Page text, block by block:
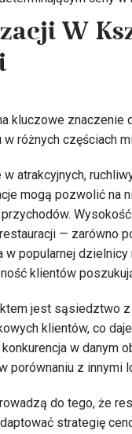
W
kluczowe
różnych częściach
w atrakcyjnych,
mogą pozwolić na
— zarówno
w popularnej
klientów
jest sąsiedztwo z
klientów, co
w danym
porównaniu z innymi
do tego, że
strategię